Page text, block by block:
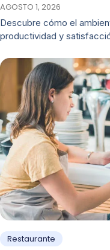
AGOSTO 1, 2026
Descubre cómo el
productividad y
Restaurante